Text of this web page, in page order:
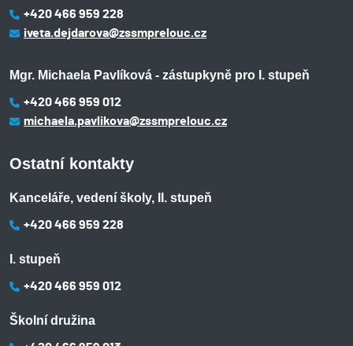
+420 466 959 228
iveta.dejdarova@zssmprelouc.cz
Mgr. Michaela Pavlíková - zástupkyně pro I. stupeň
+420 466 959 012
michaela.pavlikova@zssmprelouc.cz
Ostatní kontakty
Kanceláře, vedení školy, II. stupeň
+420 466 959 228
I. stupeň
+420 466 959 012
Školní družina